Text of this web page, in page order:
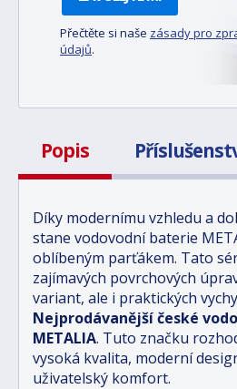
Přečtěte si naše zásady pro
údajů.
Popis
Díky modernímu vzhledu a
stane vodovodní baterie
oblíbeným parťákem. Tato
zajímavých povrchových
variant, ale i praktických
Nejprodávanější české
METALIA. Tuto značku
vysoká kvalita, moderní
uživatelský komfort.